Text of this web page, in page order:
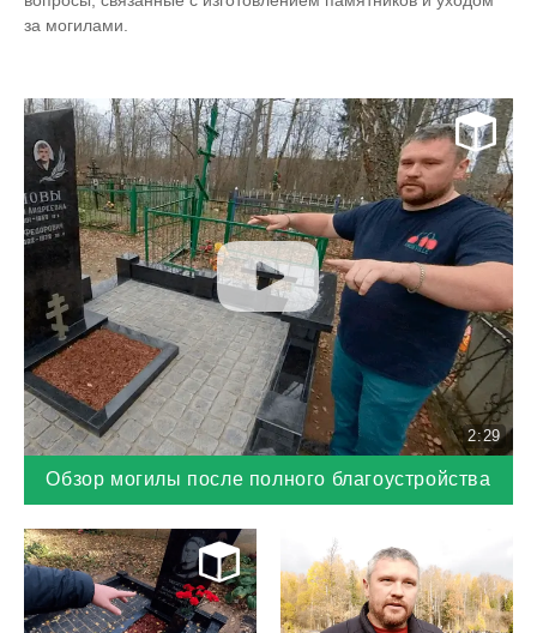
за могилами.
2:29
Обзор могилы после полного благоустройства